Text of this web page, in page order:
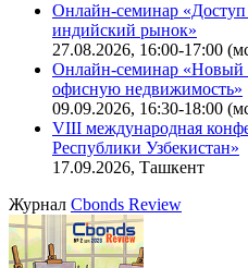
Поиск котировок
Ближайшие конференции
Онлайн-семинар «Доступ
индийский рынок»
27.08.2026, 16:00-17:00
Онлайн-семинар «Новый
офисную недвижимость»
VIII международная
Республики Узбекистан»
17.09.2026, Ташкент